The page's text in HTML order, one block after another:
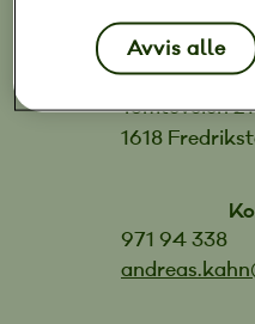
Kahn
Tomteveien 21
1618
971 94 338
Avvis alle